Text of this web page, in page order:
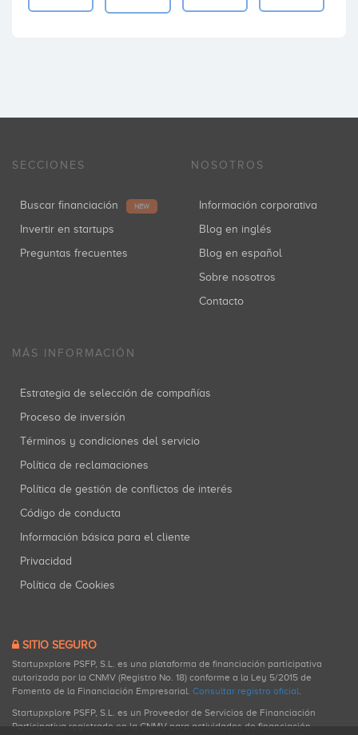
SECCIONES
Buscar financiación NEW
Invertir en startups
Preguntas frecuentes
NOSOTROS
Información corporativa
Blog en inglés
Blog en español
Sobre nosotros
Contacto
MÁS INFORMACIÓN
Estrategia de selección de compañías
Proceso de inversión
Términos y condiciones del servicio
Política de reclamaciones
Política de gestión de conflictos de interés
Código de conducta
Información básica para el cliente
Privacidad
Política de Cookies
SITIO SEGURO
Startupxplore PSFP, S.L. es una plataforma de financiación participativa
autorizada por la CNMV (Registro No. 18) conforme a la Ley 5/2015 de
Fomento de la Financiación Empresarial. Consultar registro oficial.
Startupxplore PSFP, S.L. es un Proveedor de Servicios de Financiación
Participativa registrado en la CNMV para actividades de financiación